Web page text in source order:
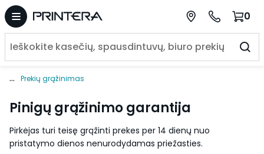
0
... Prekių grąžinimas
Pinigų grąžinimo garantija
Pirkėjas turi teisę grąžinti prekes per 14 dienų nuo
pristatymo dienos nenurodydamas priežasties.